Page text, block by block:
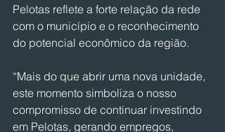
Pelotas reflete a forte relação da rede
com o município e o reconhecimento
do potencial econômico da região.
“Mais do que abrir uma nova unidade,
este momento simboliza o nosso
compromisso de continuar investindo
em Pelotas, gerando empregos,